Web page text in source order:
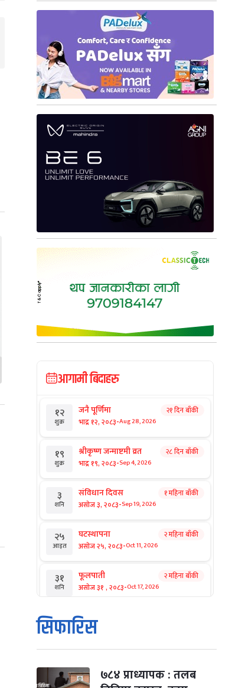
आगामी बिदाहरु
१२
शुक्र
जनै पूर्णिमा
भाद्र १२, २०८३-Aug 28, 2026
२१ दिन बाँकी
१९
शुक्र
श्रीकृष्ण जन्माष्टमी व्रत
भाद्र १९, २०८३-Sep 4, 2026
२८ दिन बाँकी
३
शनि
संविधान दिवस
असोज ३, २०८३-Sep 19, 2026
१ महिना बाँकी
२५
आइत
घटस्थापना
असोज २५, २०८३-Oct 11, 2026
२ महिना बाँकी
३१
शनि
फूलपाती
असोज ३१ , २०८३-Oct 17, 2026
२ महिना बाँकी
१
आइत
कार्तिक सङ्क्रान्ति
कार्तिक १, २०८३
मंगल कार्तिक ३, २०८३ -Oct 20, 2026
सिफारिस
७८४ प्राध्यापक : तलब